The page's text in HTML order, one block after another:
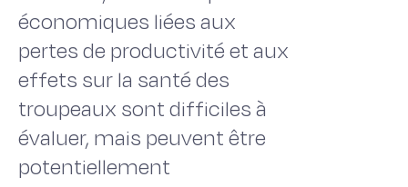
économiques liées aux
pertes de productivité et aux
effets sur la santé des
troupeaux sont difficiles à
évaluer, mais peuvent être
potentiellement